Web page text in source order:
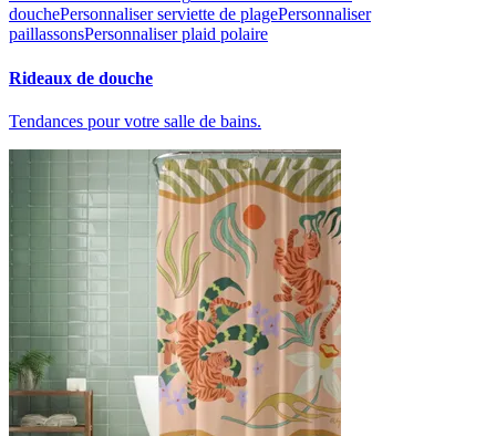
douchePersonnaliser serviette de plagePersonnaliser
paillassonsPersonnaliser plaid polaire
Rideaux de douche
Tendances pour votre salle de bains.